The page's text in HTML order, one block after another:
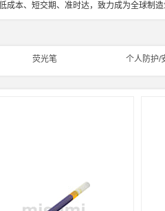
本、短交期、准时达，致力成为全球制造
荧光笔